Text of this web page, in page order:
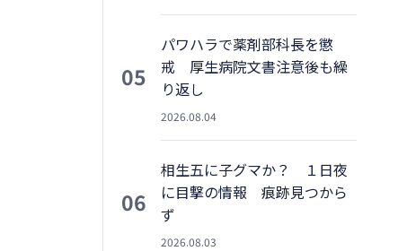
05
パワハラで薬剤部科長を懲
戒 厚生病院文書注意後も繰
り返し
2026.08.04
06
相生五に子グマか？ １日夜
に目撃の情報 痕跡見つから
ず
2026.08.03